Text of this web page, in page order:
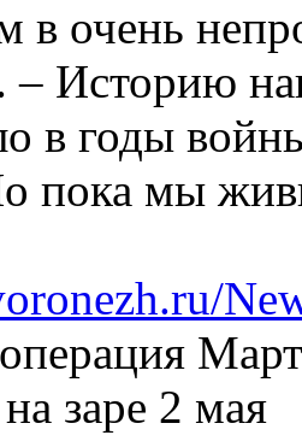
очень
Историю
в годы
пока мы
заре 2 мая